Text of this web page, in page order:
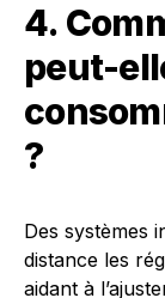
4.
peut-
?
Des systèmes
distance les
aidant à